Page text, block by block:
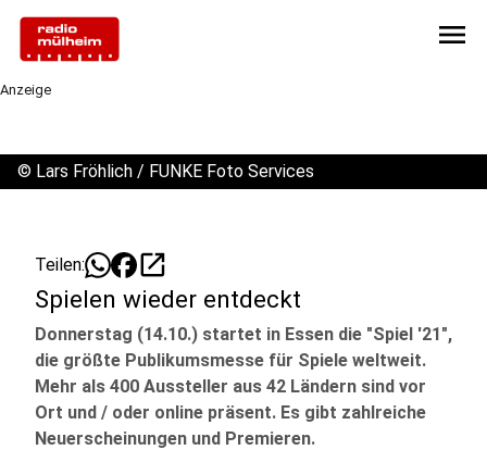
menu
Anzeige
© Lars Fröhlich / FUNKE Foto Services
Teilen: open_in_new
Spielen wieder entdeckt
Donnerstag (14.10.) startet in Essen die "Spiel '21",
die größte Publikumsmesse für Spiele weltweit.
Mehr als 400 Aussteller aus 42 Ländern sind vor
Ort und / oder online präsent. Es gibt zahlreiche
Neuerscheinungen und Premieren.